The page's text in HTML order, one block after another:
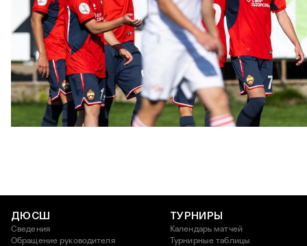
ЮФЛ: Московское дерби на «Октябре»
3 АВГУСТА 2026 14:15
ДЮСШ
Сведения
Обращение руководителя
ТУРНИРЫ
Календарь матчей
Турнирные таблицы